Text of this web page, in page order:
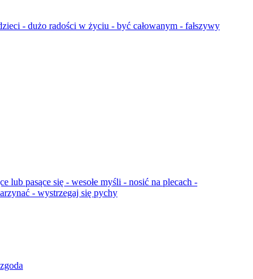
- dużo radości w życiu - być całowanym - fałszywy
lub pasące się - wesołe myśli - nosić na plecach -
- wystrzegaj się pychy